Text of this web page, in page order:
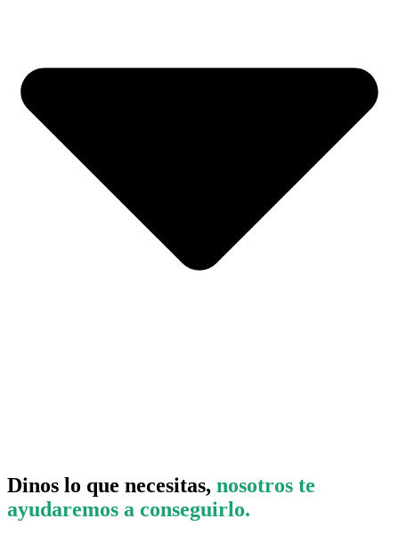
Dinos lo que necesitas, nosotros te
ayudaremos a conseguirlo.